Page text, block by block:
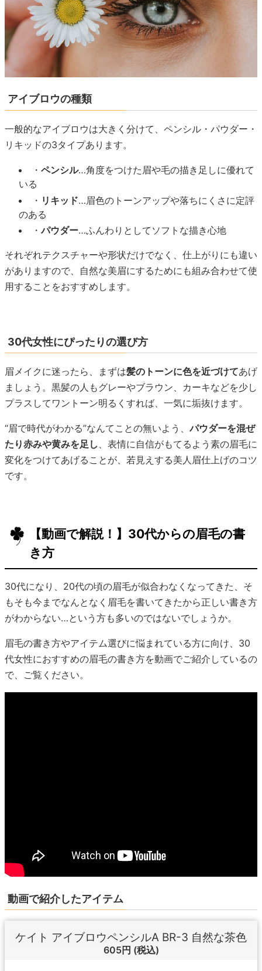
アイブロウの種類
一般的なアイブロウは大きく分けて、ペンシル・パウダー・
リキッドの3タイプあります。
・ ペンシル…角度をつけた眉や毛の描き足しに優れて
いる
・ リキッド…眉色のトーンアップや落ちにくさに定評
のある
・パウダー…ふんわりとしてソフトな描き心地
それぞれテクスチャーや形状だけでなく、仕上がりにも違い
がありますので、自然な美眉にするためにも組み合わせて使
用することをおすすめします。
30代女性にぴったりの選び方
眉メイクに迷ったら、まずは髪のトーンに色を近づけてあげ
ましょう。黒髪の人もグレーやブラウン、カーキなどを少し
プラスしてワントーン明るくすれば、一気に垢抜けます。
“眉で時代がわかる”なんてことの無いよう、パウダーを混ぜ
たり赤みや黄みを足し 、表情に自信がもてるよう素の眉毛に
変化をつけてあげることが、若見えする美人眉仕上げのコツ
です。
【動画で解説！】30代からの眉毛の書
き方
30代になり、20代の頃の眉毛が似合わなくなってきた、そ
もそも今までなんとなく眉毛を書いてきたから正しい書き方
がわからない…という方も多いのではないでしょうか。
眉毛の書き方やアイテム選びに悩まれている方に向け、30
代女性におすすめの眉毛の書き方を動画でご紹介しているの
で、ご覧ください。
動画で紹介したアイテム
ケイト アイブロウペンシルA BR-3 自然な茶色
605円 (税込)